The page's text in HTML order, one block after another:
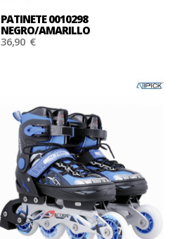
PATINETE 0010298
NEGRO/AMARILLO
36,90 €